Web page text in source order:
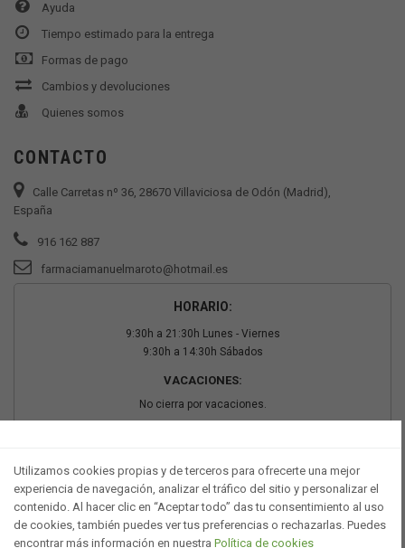
Ayuda
Tiempo estimado para la entrega
Formas de pago
Cambios y devoluciones
Quienes somos
CONTACTO
Calle Carretas nº 36, 28670 Villaviciosa de Odón (Madrid),
España
916 162 887
farmaciamanuelmaroto@hotmail.es
HORARIO:
9:30h a 21:30h Lunes - Viernes
9:30h a 14:30h Sábados
VACACIONES:
No cierra por vacaciones.
Utilizamos cookies propias y de terceros para ofrecerte una mejor
experiencia de navegación, analizar el tráfico del sitio y personalizar el
contenido. Al hacer clic en “Aceptar todo” das tu consentimiento al uso
de cookies, también puedes ver tus preferencias o rechazarlas. Puedes
encontrar más información en nuestra Política de cookies